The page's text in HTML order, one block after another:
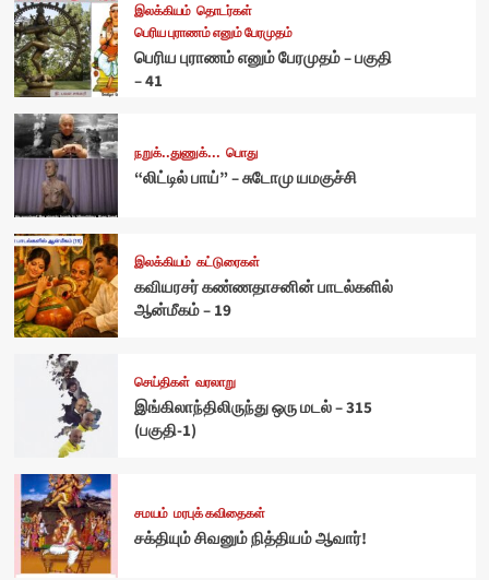
இலக்கியம் தொடர்கள்
பெரிய புராணம் எனும் பேரமுதம்
பெரிய புராணம் எனும் பேரமுதம் – பகுதி
– 41
நறுக்..துணுக்... பொது
“லிட்டில் பாய்” – சுடோமு யமகுச்சி
இலக்கியம் கட்டுரைகள்
கவியரசர் கண்ணதாசனின் பாடல்களில்
ஆன்மீகம் – 19
செய்திகள் வரலாறு
இங்கிலாந்திலிருந்து ஒரு மடல் – 315
(பகுதி-1)
சமயம் மரபுக் கவிதைகள்
சக்தியும் சிவனும் நித்தியம் ஆவார்!